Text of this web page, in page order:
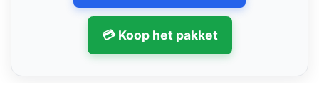
💳 Koop het pakket